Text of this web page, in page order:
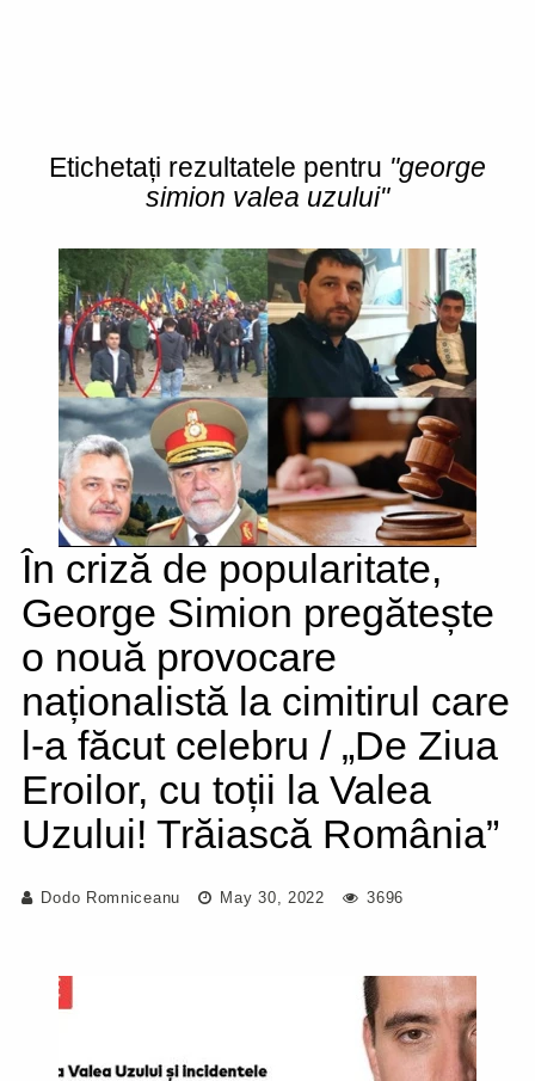
Etichetați rezultatele pentru "george
simion valea uzului"
În criză de popularitate,
George Simion pregătește
o nouă provocare
naționalistă la cimitirul care
l-a făcut celebru / „De Ziua
Eroilor, cu toții la Valea
Uzului! Trăiască România”
Dodo Romniceanu May 30, 2022 3696